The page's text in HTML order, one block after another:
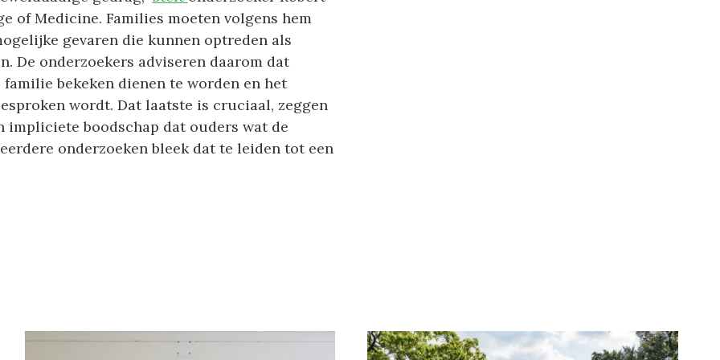
of Medicine. Families moeten volgens hem
gevaren die kunnen optreden als
De onderzoekers adviseren daarom dat
bekeken dienen te worden en het
wordt. Dat laatste is cruciaal, zeggen
impliciete boodschap dat ouders wat de
onderzoeken bleek dat te leiden tot een